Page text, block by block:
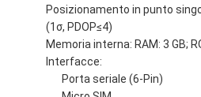
Posizionamento in punto
(1σ, PDOP≤4)
Memoria interna: RAM: 3 GB;
Interfacce:
Porta seriale (6-Pin)